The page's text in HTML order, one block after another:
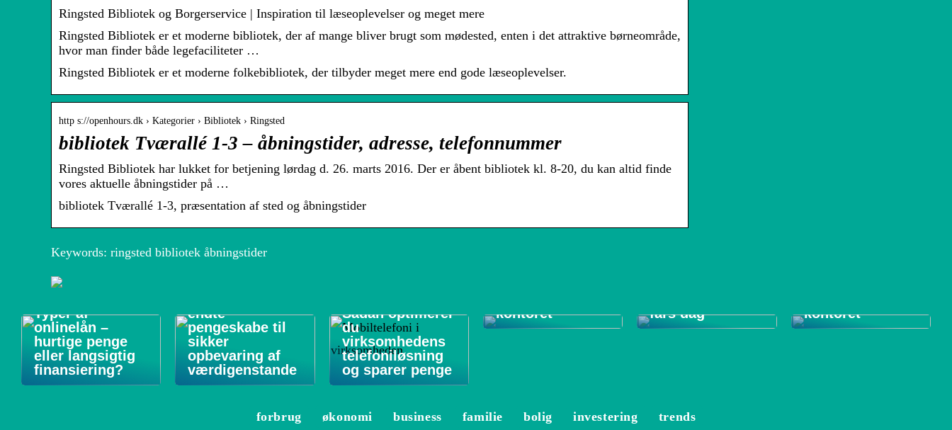
Ringsted Bibliotek og Borgerservice | Inspiration til læseoplevelser og meget mere
Ringsted Bibliotek er et moderne bibliotek, der af mange bliver brugt som mødested, enten i det attraktive børneområde,
hvor man finder både legefaciliteter …
Ringsted Bibliotek er et moderne folkebibliotek, der tilbyder meget mere end gode læseoplevelser.
http s://openhours.dk › Kategorier › Bibliotek › Ringsted
bibliotek Tværallé 1-3 – åbningstider, adresse, telefonnummer
Ringsted Bibliotek har lukket for betjening lørdag d. 26. marts 2016. Der er åbent bibliotek kl. 8-20, du kan altid finde
vores aktuelle åbningstider på …
bibliotek Tværallé 1-3, præsentation af sted og åbningstider
Keywords: ringsted bibliotek åbningstider
Typer af
onlinelån –
hurtige penge
eller langsigtig
finansiering?
endte
pengeskabe til
sikker
opbevaring af
værdigenstande
Sådan optimerer
du
virksomhedens
telefoniløsning
og sparer penge
kontoret
fars dag
kontoret
forbrug økonomi business familie bolig investering trends